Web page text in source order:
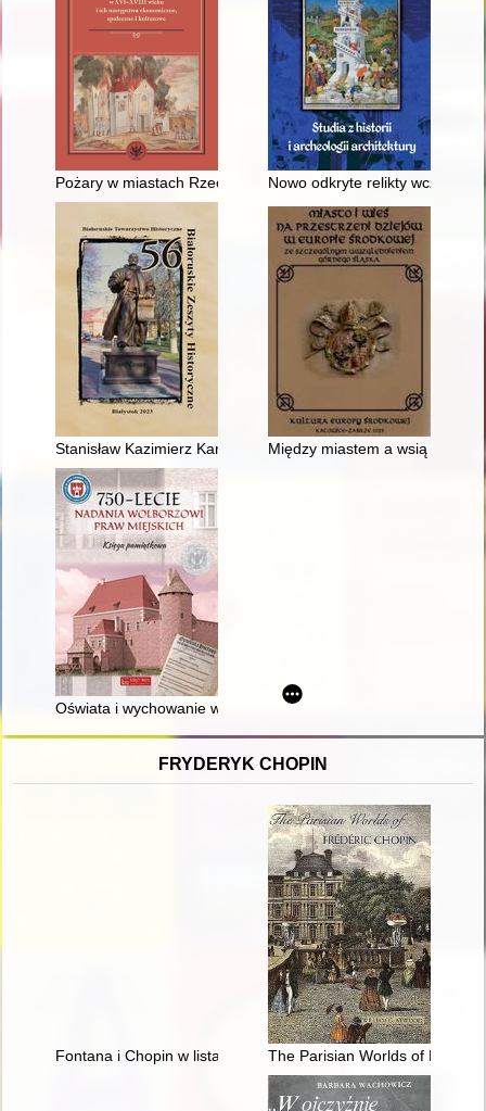
Pożary w miastach Rzeczypospolitej w XVI-XVIII wieku i ich
Nowo odkryte relikty
Stanisław Kazimierz Karp (1726-1775), koniuszy słonimski :
Między miastem a wsią :
Oświata i wychowanie w Wolborzu w XIX i XX wieku
FRYDERYK CHOPIN
Fontana i Chopin w listach The Parisian Worlds of